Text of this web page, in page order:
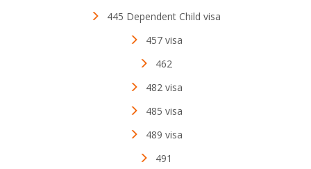
445 Dependent Child visa
457 visa
462
482 visa
485 visa
489 visa
491